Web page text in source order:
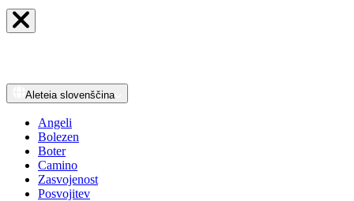
Aleteia slovenščina
Angeli
Bolezen
Boter
Camino
Zasvojenost
Posvojitev